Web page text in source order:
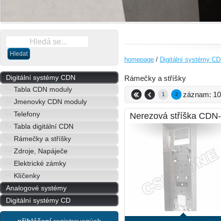
homepage / Digitální systémy
Rámečky a stříšky
1 2 záznam:
Nerezová stříška
zobrazit detaily
Digitální systémy CDN
Tabla CDN moduly
Jmenovky CDN moduly
Telefony
Tabla digitální CDN
Rámečky a stříšky
Zdroje, Napáječe
Elektrické zámky
Klíčenky
Analogové systémy
Digitální systémy CD